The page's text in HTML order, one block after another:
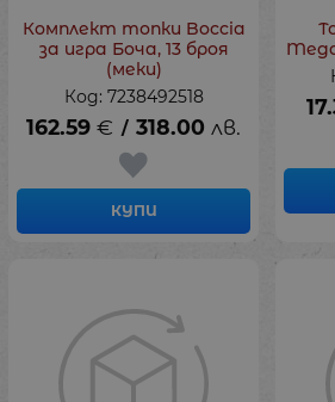
Комплект топки Boccia
за игра Боча, 13 броя
(меки)
Код: 7238492518
162.59 € / 318.00 лв.
КУПИ